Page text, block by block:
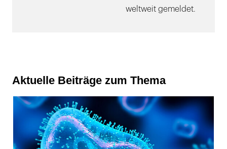
weltweit gemeldet.
Aktuelle Beiträge zum Thema